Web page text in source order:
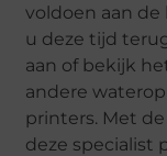
voldoen aan
u deze tijd
aan of bekijk
andere
printers. Met
deze specialist